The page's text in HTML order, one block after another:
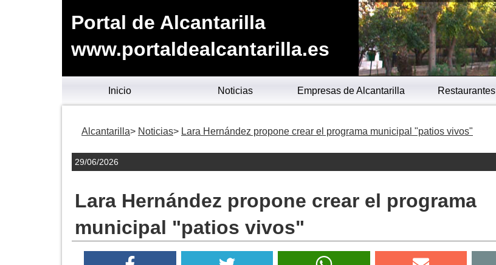
Portal de Alcantarilla
www.portaldealcantarilla.es
Inicio Noticias Empresas de Alcantarilla Restaurantes
Alcantarilla Noticias Lara Hernández propone crear el programa municipal "patios vivos"
29/06/2026
Lara Hernández propone crear el programa
municipal "patios vivos"